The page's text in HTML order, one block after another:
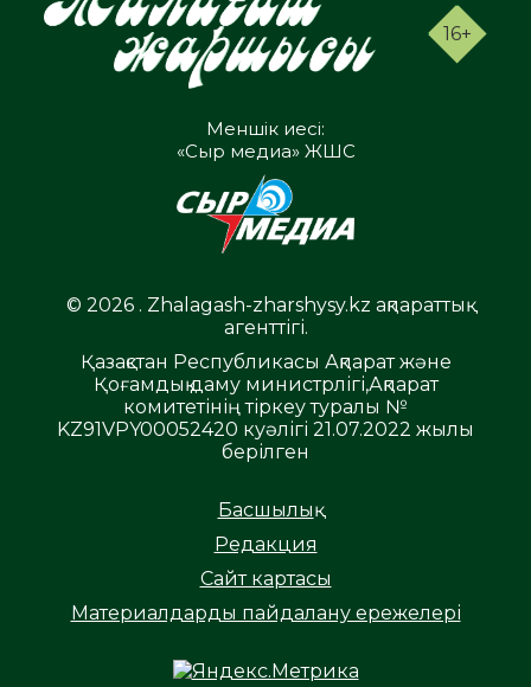
16+
Меншік иесі:
«Сыр медиа» ЖШС
© 2026 . Zhalagash-zharshysy.kz ақпараттық
агенттігі.
Қазақстан Республикасы Ақпарат және
Қоғамдық даму министрлігі,Ақпарат
комитетінің тіркеу туралы №
KZ91VPY00052420 куәлігі 21.07.2022 жылы
берілген
Басшылық
Редакция
Сайт картасы
Материалдарды пайдалану ережелері